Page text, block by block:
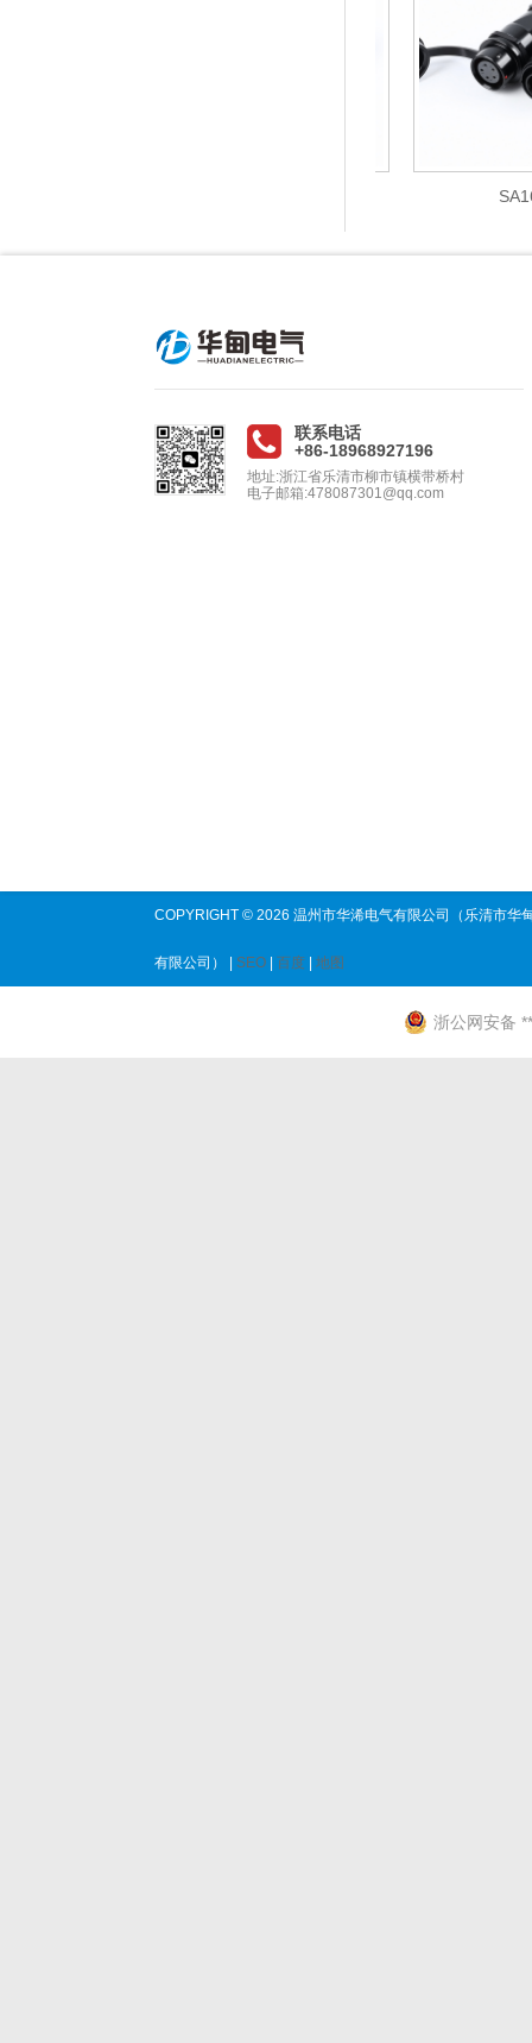
SA16
联系电话
+86-18968927196
地址:浙江省乐清市柳市镇横带桥村
电子邮箱:478087301@qq.com
COPYRIGHT © 2026 温州市华浠电气有限公司（乐清市华
有限公司） | SEO 百度 地图
浙公网安备